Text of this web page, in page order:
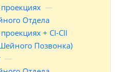
—
Отдела
+ СI-CII
Позвонка)
—